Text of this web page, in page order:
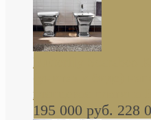
Butterfly Scarabeo
глянцевая
195 000 руб. 228